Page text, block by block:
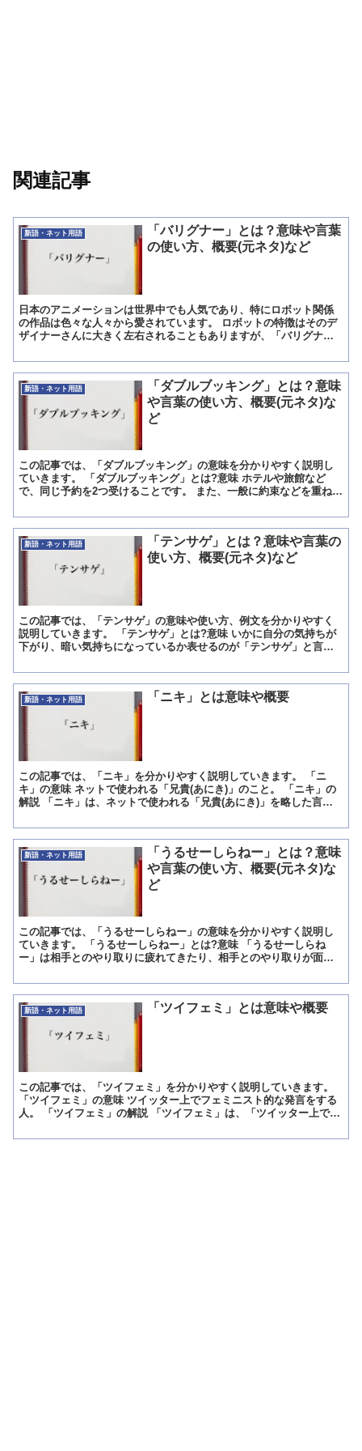
関連記事
新語・ネット用語
「バリグナー」とは？意味や言葉
の使い方、概要(元ネタ)など
日本のアニメーションは世界中でも人気であり、特にロボット関係
の作品は色々な人々から愛されています。 ロボットの特徴はそのデ
ザイナーさんに大きく左右されることもありますが、「バリグナ
新語・ネット用語
「ダブルブッキング」とは？意味
や言葉の使い方、概要(元ネタ)な
ど
この記事では、「ダブルブッキング」の意味を分かりやすく説明し
ていきます。 「ダブルブッキング」とは?意味 ホテルや旅館など
で、同じ予約を2つ受けることです。 また、一般に約束などを重ねて
新語・ネット用語
「テンサゲ」とは？意味や言葉の
使い方、概要(元ネタ)など
この記事では、「テンサゲ」の意味や使い方、例文を分かりやすく
説明していきます。 「テンサゲ」とは?意味 いかに自分の気持ちが
下がり、暗い気持ちになっているか表せるのが「テンサゲ」と言い
新語・ネット用語 「ニキ」とは意味や概要
この記事では、「ニキ」を分かりやすく説明していきます。 「ニ
キ」の意味 ネットで使われる「兄貴(あにき)」のこと。 「ニキ」の
解説 「ニキ」は、ネットで使われる「兄貴(あにき)」を略した言葉
新語・ネット用語
「うるせーしらねー」とは？意味
や言葉の使い方、概要(元ネタ)な
ど
この記事では、「うるせーしらねー」の意味を分かりやすく説明し
ていきます。 「うるせーしらねー」とは?意味 「うるせーしらね
ー」は相手とのやり取りに疲れてきたり、相手とのやり取りが面倒
新語・ネット用語 「ツイフェミ」とは意味や概要
この記事では、「ツイフェミ」を分かりやすく説明していきます。
「ツイフェミ」の意味 ツイッター上でフェミニスト的な発言をする
人。 「ツイフェミ」の解説 「ツイフェミ」は、「ツイッター上でフ